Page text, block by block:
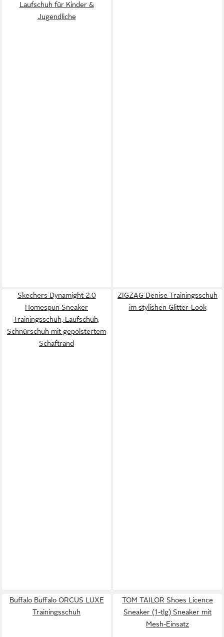
Laufschuh für Kinder &
Jugendliche
Skechers Dynamight 2.0
Homespun Sneaker
Trainingsschuh, Laufschuh,
Schnürschuh mit gepolstertem
Schaftrand
ZIGZAG Denise Trainingsschuh
im stylishen Glitter-Look
Buffalo Buffalo ORCUS LUXE
Trainingsschuh
TOM TAILOR Shoes Licence
Sneaker (1-tlg) Sneaker mit
Mesh-Einsatz